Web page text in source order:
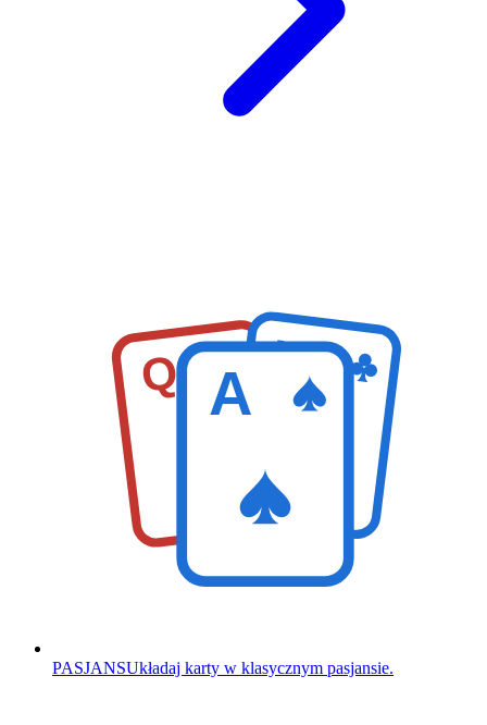
Q K
A
PASJANSUkładaj karty w klasycznym pasjansie.